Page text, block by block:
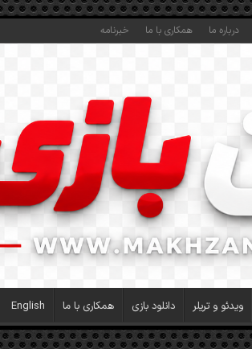
درباره ما همکاری با ما خبرنامه
ویدئو و تریلر دانلود بازی همکاری با ما English